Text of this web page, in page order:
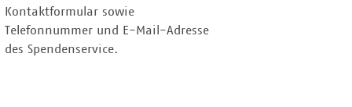
Kontaktformular sowie
Telefonnummer und E-Mail-Adresse
des Spendenservice.